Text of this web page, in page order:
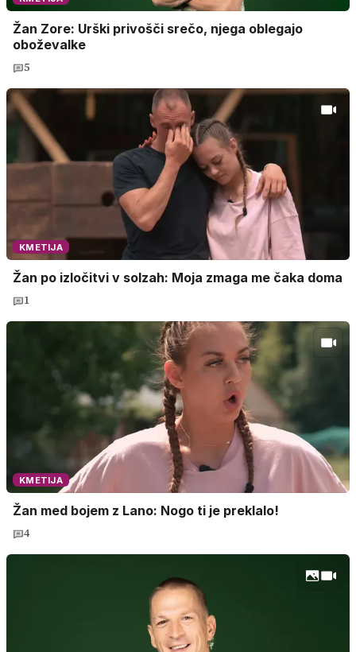
Žan Zore: Urški privošči srečo, njega oblegajo
oboževalke
5
KMETIJA
Žan po izločitvi v solzah: Moja zmaga me čaka doma
1
KMETIJA
Žan med bojem z Lano: Nogo ti je preklalo!
4